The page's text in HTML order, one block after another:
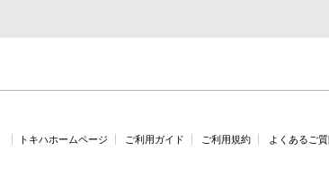
トキハホームページ ご利用ガイド ご利用規約 よくあるご